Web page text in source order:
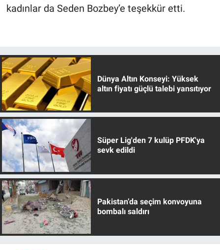
kadınlar da Seden Bozbey’e teşekkür etti.
Dünya Altın Konseyi: Yüksek
altın fiyatı güçlü talebi yansıtıyor
Süper Lig'den 7 kulüp PFDK'ya
sevk edildi
Pakistan’da seçim konvoyuna
bombalı saldırı